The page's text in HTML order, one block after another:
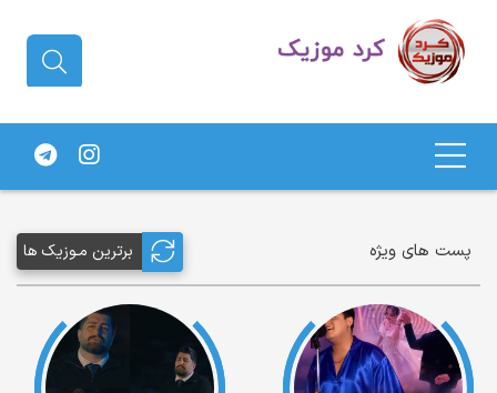
های کردی
پست های ویژه برترین مـوزیک ها